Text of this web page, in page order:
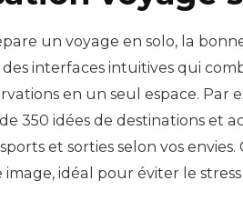
un voyage en solo, la
interfaces intuitives qui
en un seul espace. Par
350 idées de destinations et
et sorties selon vos envies.
idéal pour éviter le